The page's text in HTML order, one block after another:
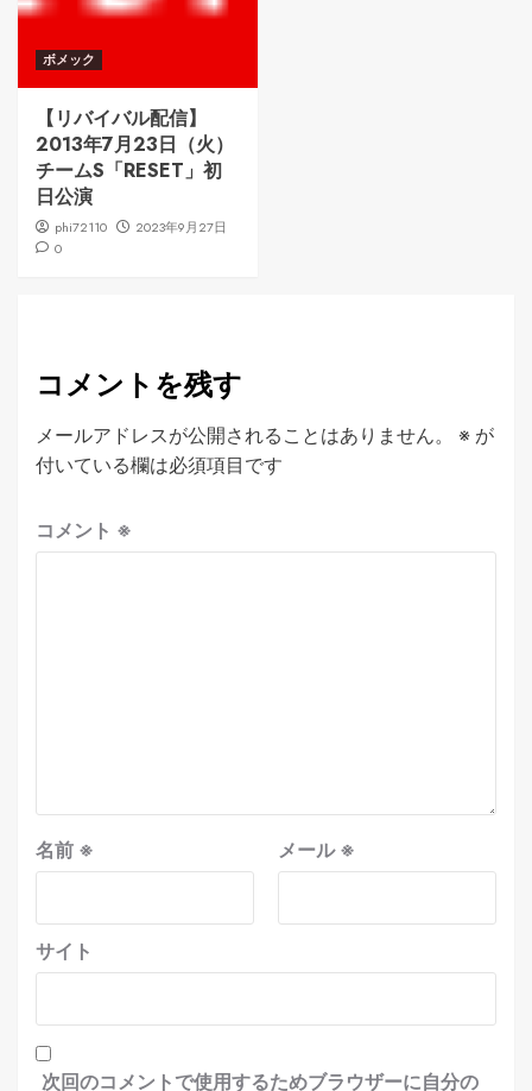
ボメック
【リバイバル配信】
2013年7月23日（火）
チームS「RESET」初
日公演
phi72110
2023年9月27日
0
コメントを残す
メールアドレスが公開されることはありません。 ※ が
付いている欄は必須項目です
コメント ※
名前 ※ メール※
サイト
次回のコメントで使用するためブラウザーに自分の